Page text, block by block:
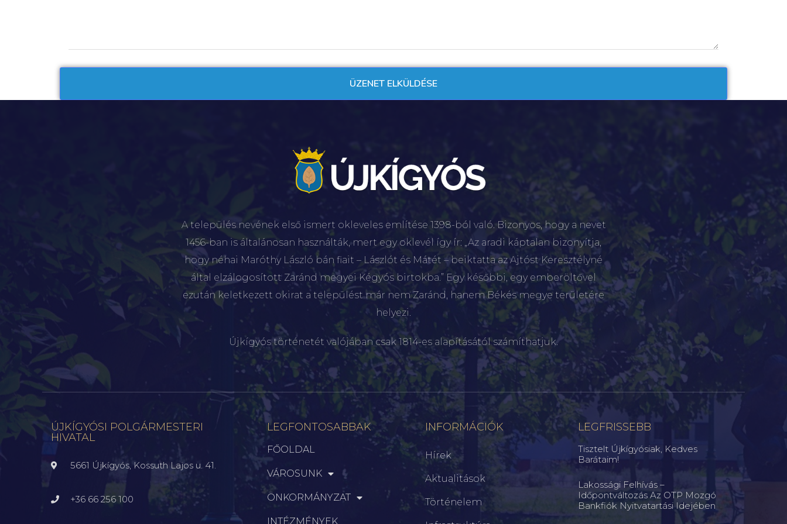
A település nevének első ismert okleveles említése 1398-ból való. Bizonyos, hogy a nevet
1456-ban is általánosan használták, mert egy oklevél így ír: „Az aradi káptalan bizonyítja,
hogy néhai Maróthy László bán fiait – Lászlót és Mátét – beiktatta az Ajtóst Keresztélyné
által elzálogosított Zaránd megyei Kégyós birtokba.” Egy későbbi, egy emberöltővel
ezután keletkezett okirat a települést már nem Zaránd, hanem Békés megye területére
helyezi.
Újkígyós történetét valójában csak 1814-es alapításától számíthatjuk.
ÚJKÍGYÓSI POLGÁRMESTERI
HIVATAL
5661 Újkígyós, Kossuth Lajos u. 41.
+36 66 256 100
LEGFONTOSABBAK
FŐOLDAL
VÁROSUNK
ÖNKORMÁNYZAT
INTÉZMÉNYEK
INFORMÁCIÓK
Hírek
Aktualitások
Történelem
LEGFRISSEBB
Tisztelt Újkígyósiak, Kedves
Barátaim!
Lakossági Felhívás –
Időpontváltozás Az OTP Mozgó
Bankfiók Nyitvatartási Idejében